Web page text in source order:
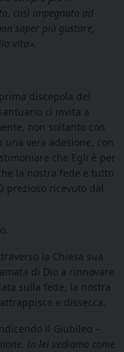
così impegnato ad
saper più gustare,
vita».
discepola del
ci invita a
non soltanto con
vera adesione, con
che Egli è per
la nostra fede e tutto
prezioso ricevuto dal
la Chiesa sua
di Dio a rinnovare
sulla fede, la nostra
e dissecca.
il Giubileo –
In lei vediamo come